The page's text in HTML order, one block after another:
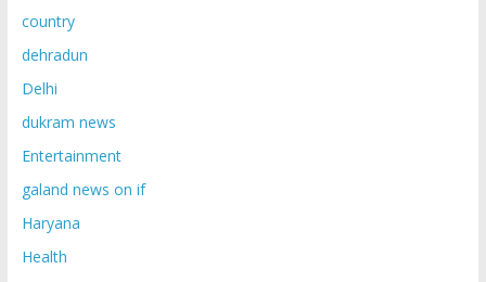
country
dehradun
Delhi
dukram news
Entertainment
galand news on if
Haryana
Health